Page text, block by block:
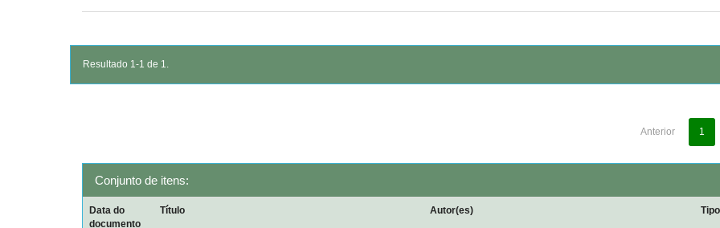
Resultado 1-1 de 1.
Anterior 1
Conjunto de itens:
Data do
documento
Título Autor(es) Tipo